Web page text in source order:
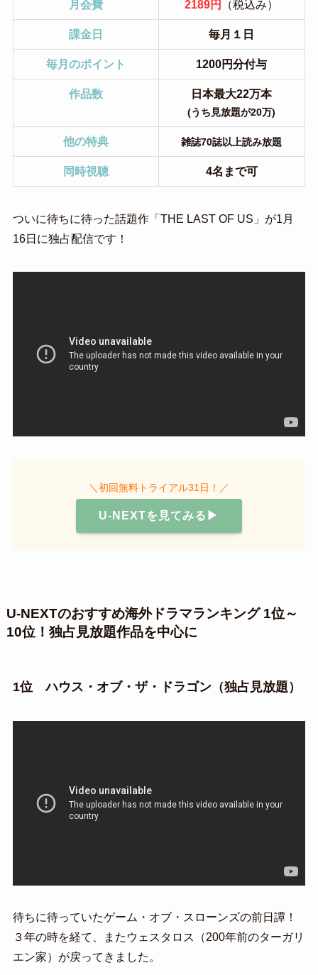
月会費 2189円 （税込み）
課金日 毎月１日
毎月のポイント 1200円分付与
作品数 日本最大22万本
(うち見放題が20万)
他の特典 雑誌70誌以上読み放題
同時視聴 4名まで可
ついに待ちに待った話題作「THE LAST OF US」が1月
16日に独占配信です！
＼初回無料トライアル31日！／
U-NEXTを見てみる▶
U-NEXTのおすすめ海外ドラマランキング 1位～
10位！独占見放題作品を中心に
1位 ハウス・オブ・ザ・ドラゴン（独占見放題）
待ちに待っていたゲーム・オブ・スローンズの前日譚！
３年の時を経て、またウェスタロス（200年前のターガリ
エン家）が戻ってきました。